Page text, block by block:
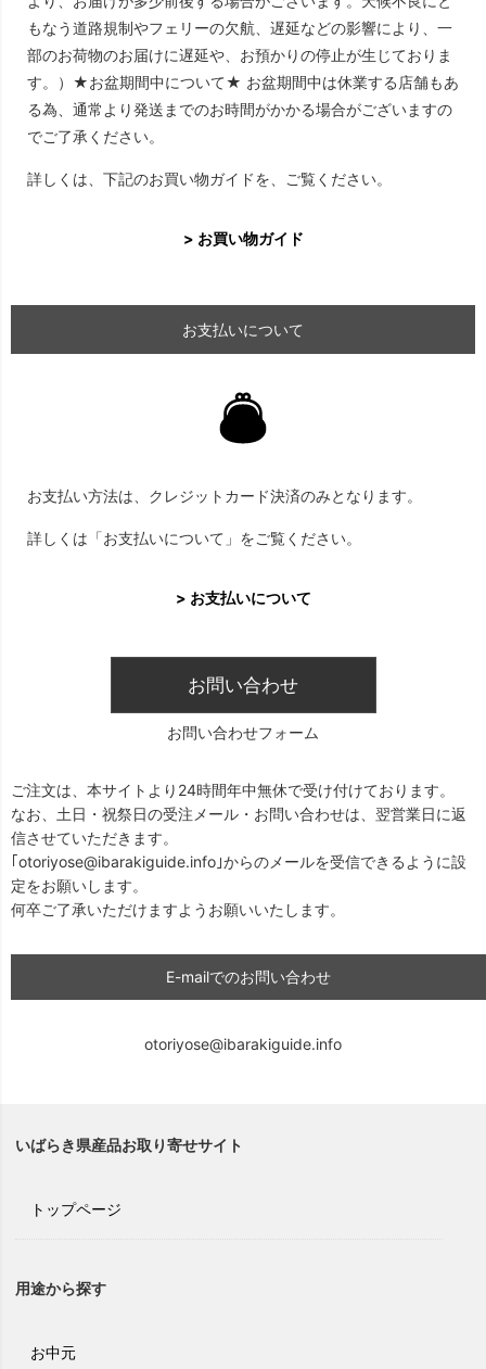
もなう道路規制やフェリーの欠航、遅延などの影響により、一
部のお荷物のお届けに遅延や、お預かりの停止が生じておりま
す。）★お盆期間中について★ お盆期間中は休業する店舗もあ
る為、通常より発送までのお時間がかかる場合がございますの
でご了承ください。
詳しくは、下記のお買い物ガイドを、ご覧ください。
> お買い物ガイド
お支払いについて
お支払い方法は、クレジットカード決済のみとなります。
詳しくは「お支払いについて」をご覧ください。
> お支払いについて
お問い合わせ
お問い合わせフォーム
ご注文は、本サイトより24時間年中無休で受け付けております。
なお、土日・祝祭日の受注メール・お問い合わせは、翌営業日に返
信させていただきます。
｢otoriyose@ibarakiguide.info｣からのメールを受信できるように設
定をお願いします。
何卒ご了承いただけますようお願いいたします。
E-mailでのお問い合わせ
otoriyose@ibarakiguide.info
いばらき県産品お取り寄せサイト
トップページ
用途から探す
お中元